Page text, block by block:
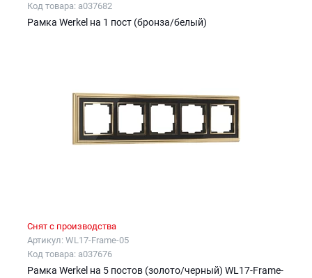
Код товара: a037682
Рамка Werkel на 1 пост (бронза/белый)
Снят с производства
Артикул: WL17-Frame-05
Код товара: a037676
Рамка Werkel на 5 постов (золото/черный) WL17-Frame-